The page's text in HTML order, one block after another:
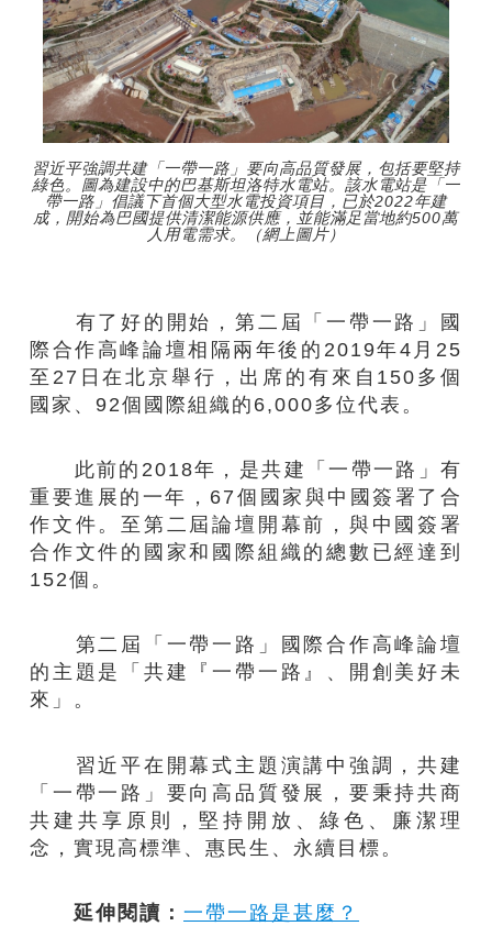
習近平強調共建「一帶一路」要向高品質發展，包括要堅持
綠色。圖為建設中的巴基斯坦洛特水電站。該水電站是「一
帶一路」倡議下首個大型水電投資項目，已於2022年建
成，開始為巴國提供清潔能源供應，並能滿足當地約500萬
人用電需求。（網上圖片）
有了好的開始，第二屆「一帶一路」國
際合作高峰論壇相隔兩年後的2019年4月25
至27日在北京舉行，出席的有來自150多個
國家、92個國際組織的6,000多位代表。
此前的2018年，是共建「一帶一路」有
重要進展的一年，67個國家與中國簽署了合
作文件。至第二屆論壇開幕前，與中國簽署
合作文件的國家和國際組織的總數已經達到
152個。
第二屆「一帶一路」國際合作高峰論壇
的主題是「共建『一帶一路』、開創美好未
來」。
習近平在開幕式主題演講中強調，共建
「一帶一路」要向高品質發展，要秉持共商
共建共享原則，堅持開放、綠色、廉潔理
念，實現高標準、惠民生、永續目標。
延伸閱讀：一帶一路是甚麼？